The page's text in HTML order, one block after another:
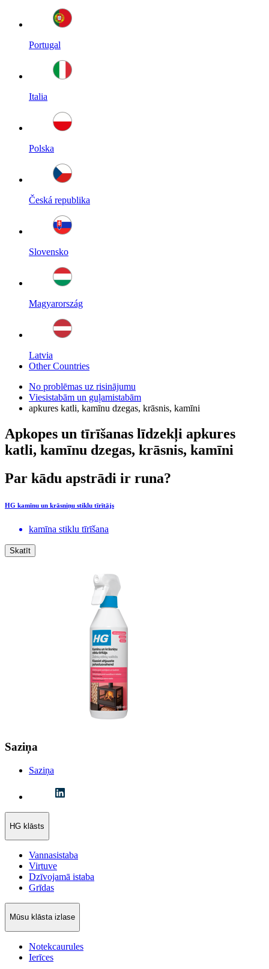
Portugal
Italia
Polska
Česká republika
Slovensko
Magyarország
Latvia
Other Countries
No problēmas uz risinājumu
Viesistabām un guļamistabām
apkures katli, kamīnu dzegas, krāsnis, kamīni
Apkopes un tīrīšanas līdzekļi apkures
katli, kamīnu dzegas, krāsnis, kamīni
Par kādu apstrādi ir runa?
HG kamīnu un krāsniņu stiklu tīrītājs
kamīna stiklu tīrīšana
Skatīt
Saziņa
Saziņa
HG klāsts
Vannasistaba
Virtuve
Dzīvojamā istaba
Grīdas
Mūsu klāsta izlase
Notekcaurules
Ierīces